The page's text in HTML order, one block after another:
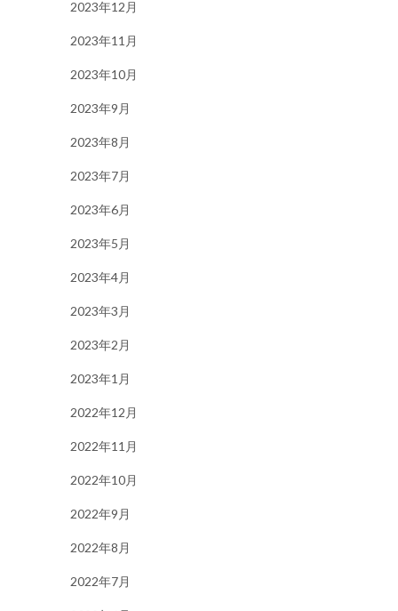
2023年12月
2023年11月
2023年10月
2023年9月
2023年8月
2023年7月
2023年6月
2023年5月
2023年4月
2023年3月
2023年2月
2023年1月
2022年12月
2022年11月
2022年10月
2022年9月
2022年8月
2022年7月